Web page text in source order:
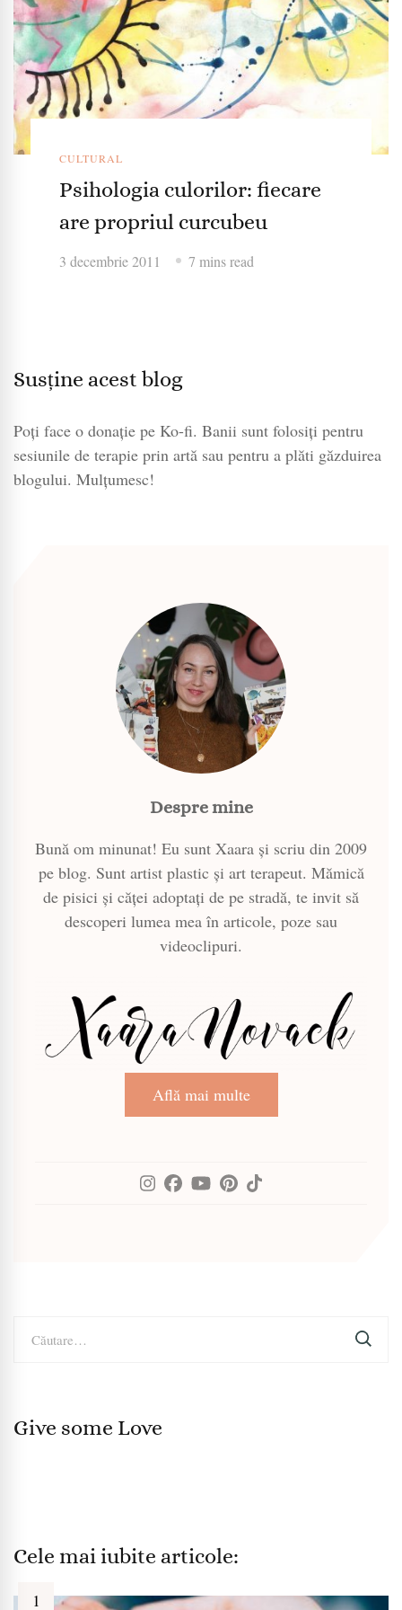
CULTURAL
Psihologia culorilor: fiecare
are propriul curcubeu
3 decembrie 2011 7 mins read
Susține acest blog
Poți face o donație pe Ko-fi. Banii sunt folosiți pentru
sesiunile de terapie prin artă sau pentru a plăti găzduirea
blogului. Mulțumesc!
Despre mine
Bună om minunat! Eu sunt Xaara și scriu din 2009
pe blog. Sunt artist plastic și art terapeut. Mămică
de pisici și căței adoptați de pe stradă, te invit să
descoperi lumea mea în articole, poze sau
videoclipuri.
Află mai multe
după:
Give some Love
Cele mai iubite articole: